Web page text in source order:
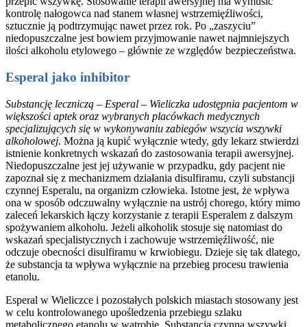
kontrolę nałogowca nad stanem własnej wstrzemięźliwości,
sztucznie ją podtrzymując nawet przez rok. Po „zaszyciu”
niedopuszczalne jest bowiem przyjmowanie nawet najmniejszych
ilości alkoholu etylowego – głównie ze względów bezpieczeństwa.
Esperal jako inhibitor
Substancję leczniczą – Esperal – Wieliczka udostępnia pacjentom w
większości aptek oraz wybranych placówkach medycznych
specjalizujących się w wykonywaniu zabiegów wszycia wszywki
alkoholowej. Można ją kupić wyłącznie wtedy, gdy lekarz stwierdzi
istnienie konkretnych wskazań do zastosowania terapii awersyjnej.
Niedopuszczalne jest jej używanie w przypadku, gdy pacjent nie
zapoznał się z mechanizmem działania disulfiramu, czyli substancji
czynnej Esperalu, na organizm człowieka. Istotne jest, że wpływa
ona w sposób odczuwalny wyłącznie na ustrój chorego, który mimo
zaleceń lekarskich łączy korzystanie z terapii Esperalem z dalszym
spożywaniem alkoholu. Jeżeli alkoholik stosuje się natomiast do
wskazań specjalistycznych i zachowuje wstrzemięźliwość, nie
odczuje obecności disulfiramu w krwiobiegu. Dzieje się tak dlatego,
że substancja ta wpływa wyłącznie na przebieg procesu trawienia
etanolu.
Esperal w Wieliczce i pozostałych polskich miastach stosowany jest
w celu kontrolowanego upośledzenia przebiegu szlaku
metabolicznego etanolu w wątrobie. Substancja czynna wszywki